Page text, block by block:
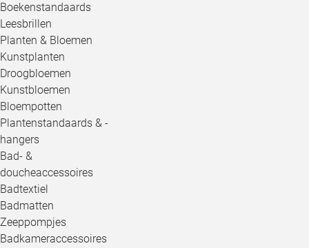
Boekenstandaards
Leesbrillen
Planten & Bloemen
Kunstplanten
Droogbloemen
Kunstbloemen
Bloempotten
Plantenstandaards & -
hangers
Bad- &
doucheaccessoires
Badtextiel
Badmatten
Zeeppompjes
Badkameraccessoires